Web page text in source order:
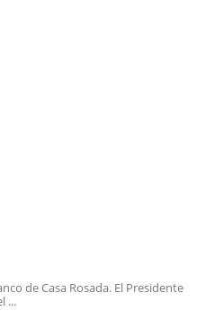
de Casa Rosada. El Presidente
...